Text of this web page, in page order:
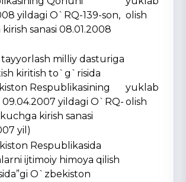
yildagi O`RQ-139-son,
sanasi 08.01.2008
olish
milliy dasturiga
kiritish to`g`risida
Respublikasining
yildagi O`RQ-
kirish sanasi
yil)
yuklab
olish
Respublikasida
ijtimoiy himoya qilish
O`zbekiston